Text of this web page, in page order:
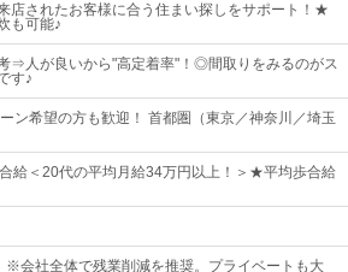
されたお客様に合う住まい探しをサポート！★
も可能♪
⇒人が良いから"高定着率"！◎間取りをみるのがス
す♪
希望の方も歓迎！ 首都圏（東京／神奈川／埼玉
給＜20代の平均月給34万円以上！＞★平均歩合給
会社全体で残業削減を推奨。プライベートも大